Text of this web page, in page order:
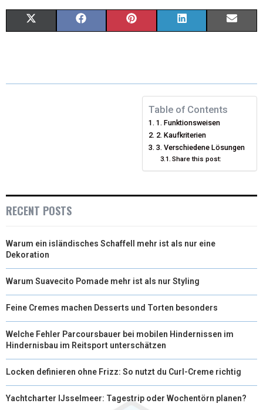
W E T
S
K
E
D
I
N
I
Table of Contents
1. Funktionsweisen
2. Kaufkriterien
3. Verschiedene Lösungen
Share this post:
RECENT POSTS
Warum ein isländisches Schaffell mehr ist als nur eine
Dekoration
Warum Suavecito Pomade mehr ist als nur Styling
Feine Cremes machen Desserts und Torten besonders
Welche Fehler Parcoursbauer bei mobilen Hindernissen im
Hindernisbau im Reitsport unterschätzen
Locken definieren ohne Frizz: So nutzt du Curl-Creme richtig
Yachtcharter IJsselmeer: Tagestrip oder Wochentörn planen?